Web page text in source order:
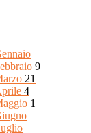
9
21
4
1